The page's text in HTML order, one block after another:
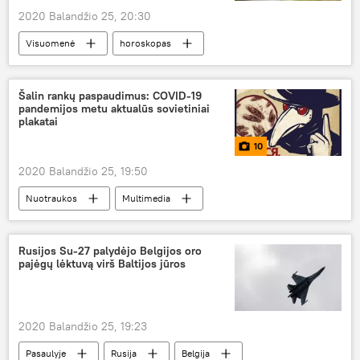
2020 Balandžio 25, 20:30
Visuomenė horoskopas
Šalin rankų paspaudimus: COVID-19
pandemijos metu aktualūs sovietiniai
plakatai
10
2020 Balandžio 25, 19:50
Nuotraukos
Multimedia
koronavirusas
COVID-19
Rusijos Su-27 palydėjo Belgijos oro
pajėgų lėktuvą virš Baltijos jūros
2020 Balandžio 25, 19:23
Pasaulyje Rusija Belgija